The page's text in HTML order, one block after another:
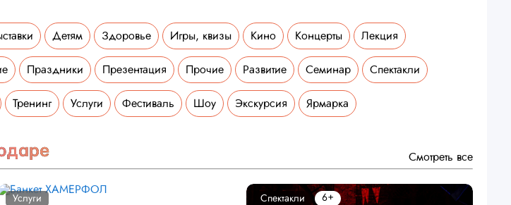
Детям Здоровье Игры, квизы Кино Концерты Лекция
Праздники Презентация Прочие Развитие Семинар Спектакли
Тренинг Услуги Фестиваль Шоу Экскурсия Ярмарка
Смотреть все
Услуги Спектакли 6+